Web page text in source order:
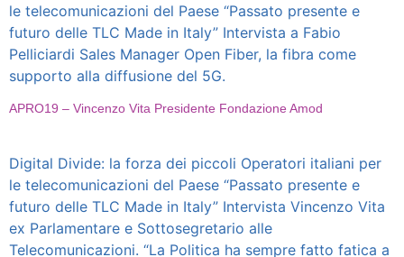
le telecomunicazioni del Paese “Passato presente e
futuro delle TLC Made in Italy” Intervista a Fabio
Pelliciardi Sales Manager Open Fiber, la fibra come
supporto alla diffusione del 5G.
APRO19 – Vincenzo Vita Presidente Fondazione Amod
Digital Divide: la forza dei piccoli Operatori italiani per
le telecomunicazioni del Paese “Passato presente e
futuro delle TLC Made in Italy” Intervista Vincenzo Vita
ex Parlamentare e Sottosegretario alle
Telecomunicazioni. “La Politica ha sempre fatto fatica a